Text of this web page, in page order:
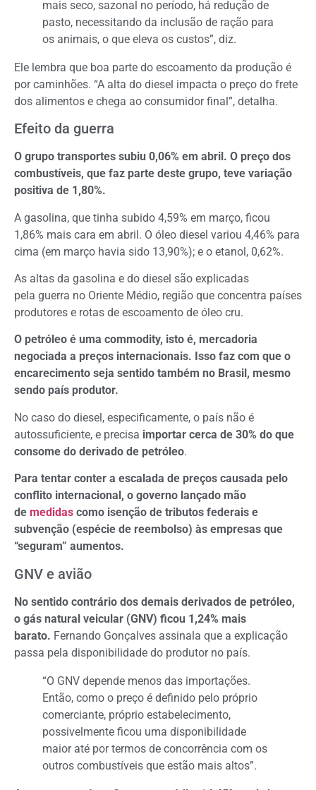
mais seco, sazonal no período, há redução de
pasto, necessitando da inclusão de ração para
os animais, o que eleva os custos”, diz.
Ele lembra que boa parte do escoamento da produção é
por caminhões. “A alta do diesel impacta o preço do frete
dos alimentos e chega ao consumidor final”, detalha.
Efeito da guerra
O grupo transportes subiu 0,06% em abril. O preço dos
combustíveis, que faz parte deste grupo, teve variação
positiva de 1,80%.
A gasolina, que tinha subido 4,59% em março, ficou
1,86% mais cara em abril. O óleo diesel variou 4,46% para
cima (em março havia sido 13,90%); e o etanol, 0,62%.
As altas da gasolina e do diesel são explicadas
pela guerra no Oriente Médio, região que concentra países
produtores e rotas de escoamento de óleo cru.
O petróleo é uma commodity, isto é, mercadoria
negociada a preços internacionais. Isso faz com que o
encarecimento seja sentido também no Brasil, mesmo
sendo país produtor.
No caso do diesel, especificamente, o país não é
autossuficiente, e precisa importar cerca de 30% do que
consome do derivado de petróleo.
Para tentar conter a escalada de preços causada pelo
conflito internacional, o governo lançado mão
de medidas como isenção de tributos federais e
subvenção (espécie de reembolso) às empresas que
“seguram” aumentos.
GNV e avião
No sentido contrário dos demais derivados de petróleo,
o gás natural veicular (GNV) ficou 1,24% mais
barato. Fernando Gonçalves assinala que a explicação
passa pela disponibilidade do produtor no país.
“O GNV depende menos das importações.
Então, como o preço é definido pelo próprio
comerciante, próprio estabelecimento,
possivelmente ficou uma disponibilidade
maior até por termos de concorrência com os
outros combustíveis que estão mais altos”.